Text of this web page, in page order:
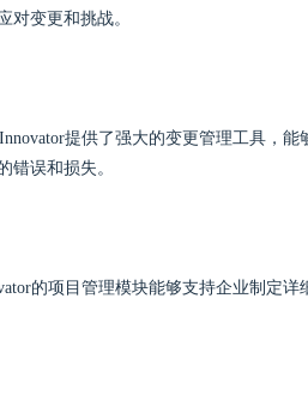
对变更和挑战。
提供了强大的变更管理工具，
错误和损失。
的项目管理模块能够支持企业制定